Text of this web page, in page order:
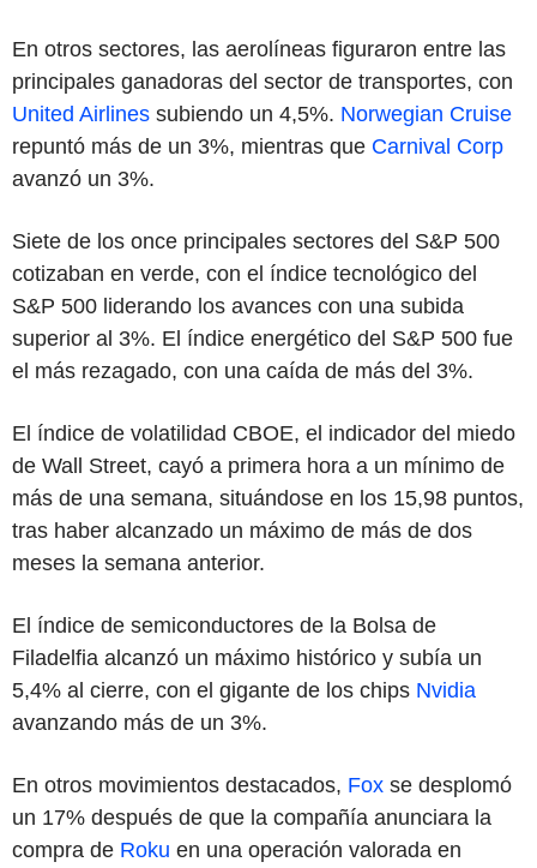
En otros sectores, las aerolíneas figuraron entre las
principales ganadoras del sector de transportes, con
United Airlines subiendo un 4,5%. Norwegian Cruise
repuntó más de un 3%, mientras que Carnival Corp
avanzó un 3%.
Siete de los once principales sectores del S&P 500
cotizaban en verde, con el índice tecnológico del
S&P 500 liderando los avances con una subida
superior al 3%. El índice energético del S&P 500 fue
el más rezagado, con una caída de más del 3%.
El índice de volatilidad CBOE, el indicador del miedo
de Wall Street, cayó a primera hora a un mínimo de
más de una semana, situándose en los 15,98 puntos,
tras haber alcanzado un máximo de más de dos
meses la semana anterior.
El índice de semiconductores de la Bolsa de
Filadelfia alcanzó un máximo histórico y subía un
5,4% al cierre, con el gigante de los chips Nvidia
avanzando más de un 3%.
En otros movimientos destacados, Fox se desplomó
un 17% después de que la compañía anunciara la
compra de Roku en una operación valorada en